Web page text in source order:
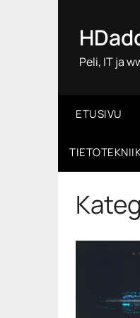
Peli, IT ja
ETUSIVU